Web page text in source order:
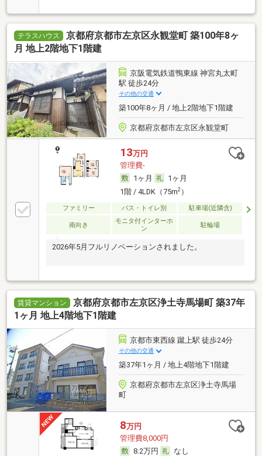
テラスハウス
京都府京都市左京区永観堂町 築100年8ヶ
月 地上2階地下1階建
京阪電気鉄道鴨東線 神宮丸太町
駅 徒歩24分
その他の交通
築100年8ヶ月 / 地上2階地下1階建
京都府京都市左京区永観堂町
13万円
管理費-
1ヶ月
1ヶ月
1階 / 4LDK（75m2）
ファミリー バス・トイレ別 駐車場(近隣含)
南向き
モニタ付インターホ
ン
駐輪場
2026年5月フルリノベーションされました。
賃貸マンション
京都府京都市左京区浄土寺馬場町 築37年
1ヶ月 地上4階地下1階建
京都市東西線 蹴上駅 徒歩24分
その他の交通
築37年1ヶ月 / 地上4階地下1階建
京都府京都市左京区浄土寺馬場
町
8万円
管理費8,000円
8.2万円
なし